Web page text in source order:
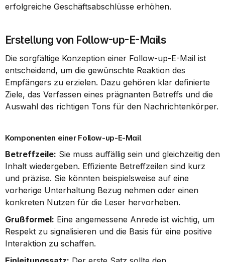
erfolgreiche Geschäftsabschlüsse erhöhen.
Erstellung von Follow-up-E-Mails
Die sorgfältige Konzeption einer Follow-up-E-Mail ist
entscheidend, um die gewünschte Reaktion des
Empfängers zu erzielen. Dazu gehören klar definierte
Ziele, das Verfassen eines prägnanten Betreffs und die
Auswahl des richtigen Tons für den Nachrichtenkörper.
Komponenten einer Follow-up-E-Mail
Betreffzeile: Sie muss auffällig sein und gleichzeitig den
Inhalt wiedergeben. Effiziente Betreffzeilen sind kurz
und präzise. Sie könnten beispielsweise auf eine
vorherige Unterhaltung Bezug nehmen oder einen
konkreten Nutzen für die Leser hervorheben.
Grußformel: Eine angemessene Anrede ist wichtig, um
Respekt zu signalisieren und die Basis für eine positive
Interaktion zu schaffen.